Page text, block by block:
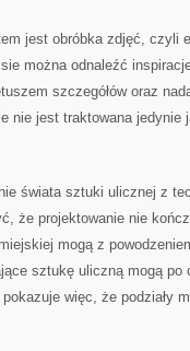
jest obróbka zdjęć, czyli
można odnaleźć
szczegółów oraz
nie jest traktowana jedynie
świata sztuki ulicznej z
że projektowanie nie
mogą z
sztukę uliczną mogą
więc, że podziały